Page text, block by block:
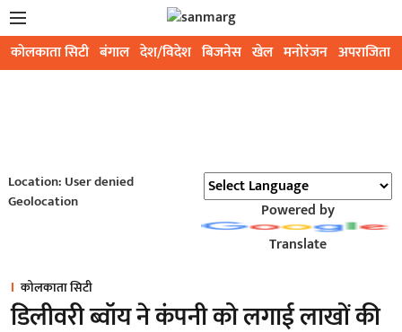
कोलकाता सिटी बंगाल देश/विदेश बिजनेस खेल मनोरंजन अपराजिता
Location: User denied
Geolocation
Powered by
Translate
कोलकाता सिटी
डिलीवरी ब्वॉय ने कंपनी को लगाई लाखों की